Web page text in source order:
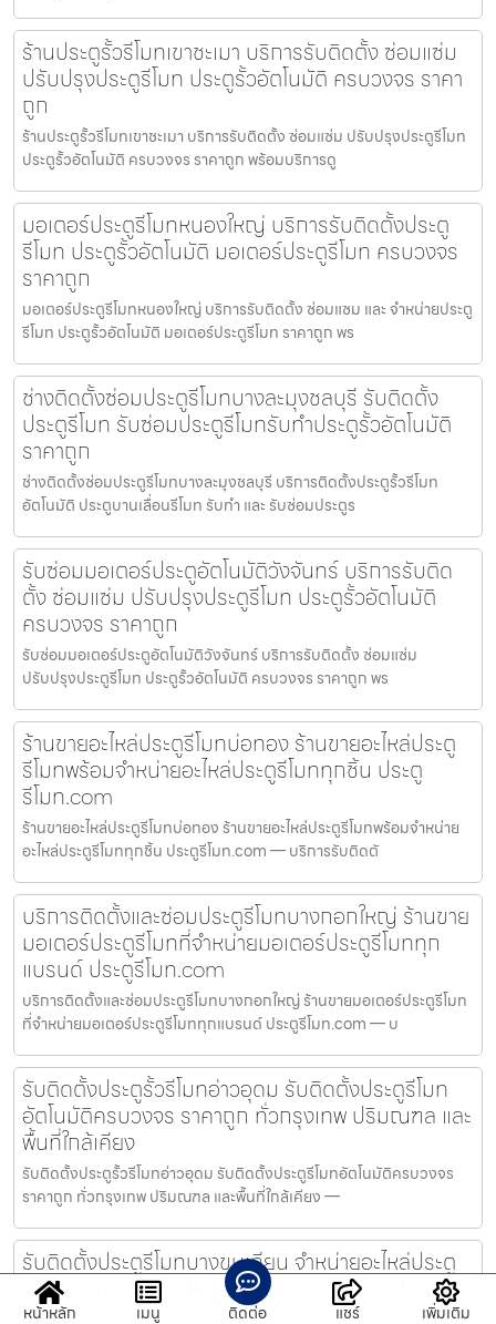
ร้านประตูรั้วรีโมทเขาชะเมา บริการรับติดตั้ง ซ่อมแซ่ม
ปรับปรุงประตูรีโมท ประตูรั้วอัตโนมัติ ครบวงจร ราคา
ถูก
ร้านประตูรั้วรีโมทเขาชะเมา บริการรับติดตั้ง ซ่อมแซ่ม ปรับปรุงประตูรีโมท
ประตูรั้วอัตโนมัติ ครบวงจร ราคาถูก พร้อมบริการดู
มอเตอร์ประตูรีโมทหนองใหญ่ บริการรับติดตั้งประตู
รีโมท ประตูรั้วอัตโนมัติ มอเตอร์ประตูรีโมท ครบวงจร
ราคาถูก
มอเตอร์ประตูรีโมทหนองใหญ่ บริการรับติดตั้ง ซ่อมแซม และ จำหน่ายประตู
รีโมท ประตูรั้วอัตโนมัติ มอเตอร์ประตูรีโมท ราคาถูก พร
ช่างติดตั้งซ่อมประตูรีโมทบางละมุงชลบุรี รับติดตั้ง
ประตูรีโมท รับซ่อมประตูรีโมทรับทำประตูรั้วอัตโนมัติ
ราคาถูก
ช่างติดตั้งซ่อมประตูรีโมทบางละมุงชลบุรี บริการติดตั้งประตูรั้วรีโมท
อัตโนมัติ ประตูบานเลื่อนรีโมท รับทำ และ รับซ่อมประตูร
รับซ่อมมอเตอร์ประตูอัตโนมัติวังจันทร์ บริการรับติด
ตั้ง ซ่อมแซ่ม ปรับปรุงประตูรีโมท ประตูรั้วอัตโนมัติ
ครบวงจร ราคาถูก
รับซ่อมมอเตอร์ประตูอัตโนมัติวังจันทร์ บริการรับติดตั้ง ซ่อมแซ่ม
ปรับปรุงประตูรีโมท ประตูรั้วอัตโนมัติ ครบวงจร ราคาถูก พร
ร้านขายอะไหล่ประตูรีโมทบ่อทอง ร้านขายอะไหล่ประตู
รีโมทพร้อมจำหน่ายอะไหล่ประตูรีโมททุกชิ้น ประตู
รีโมท.com
ร้านขายอะไหล่ประตูรีโมทบ่อทอง ร้านขายอะไหล่ประตูรีโมทพร้อมจำหน่าย
อะไหล่ประตูรีโมททุกชิ้น ประตูรีโมท.com — บริการรับติดตั
บริการติดตั้งและซ่อมประตูรีโมทบางกอกใหญ่ ร้านขาย
มอเตอร์ประตูรีโมทที่จำหน่ายมอเตอร์ประตูรีโมททุก
แบรนด์ ประตูรีโมท.com
บริการติดตั้งและซ่อมประตูรีโมทบางกอกใหญ่ ร้านขายมอเตอร์ประตูรีโมท
ที่จำหน่ายมอเตอร์ประตูรีโมททุกแบรนด์ ประตูรีโมท.com — บ
รับติดตั้งประตูรั้วรีโมทอ่าวอุดม รับติดตั้งประตูรีโมท
อัตโนมัติครบวงจร ราคาถูก ทั่วกรุงเทพ ปริมณฑล และ
พื้นที่ใกล้เคียง
รับติดตั้งประตูรั้วรีโมทอ่าวอุดม รับติดตั้งประตูรีโมทอัตโนมัติครบวงจร
ราคาถูก ทั่วกรุงเทพ ปริมณฑล และพื้นที่ใกล้เคียง —
รับติดตั้งประตูรีโมทบางขุนเทียน จำหน่ายอะไหล่ประตู
รีโมทผ่านร้านขายอะไหล่ประตูรีโมทครบวงจร ประตู
รีโมท.com
หน้าหลัก เมนู ติดต่อ แชร์ เพิ่มเติม